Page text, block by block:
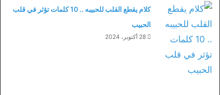
كلام يقطع القلب للحبيبه .. 10 كلمات تؤثر في قلب
الحبيب
28 أكتوبر، 2024